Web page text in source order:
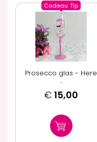
Cadeau Tip
Prosecco glas - Here
...
€ 15,00